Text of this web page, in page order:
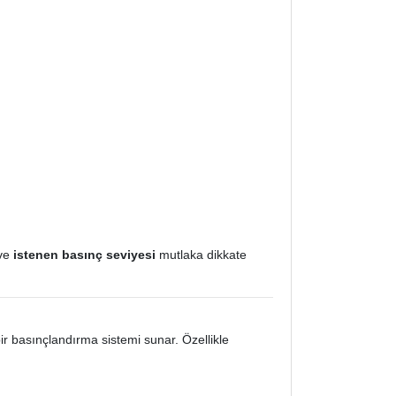
istenen basınç seviyesi mutlaka dikkate
basınçlandırma sistemi sunar. Özellikle